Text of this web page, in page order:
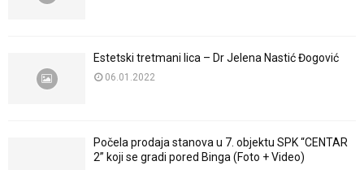
Estetski tretmani lica – Dr Jelena Nastić Đogović
06.01.2022
Počela prodaja stanova u 7. objektu SPK “CENTAR
2” koji se gradi pored Binga (Foto + Video)